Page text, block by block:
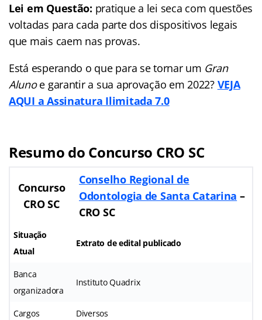
Lei em Questão: pratique a lei seca com questões
voltadas para cada parte dos dispositivos legais
que mais caem nas provas.
Está esperando o que para se tornar um Gran
Alunoe garantir a sua aprovação em 2022? VEJA
AQUI a Assinatura Ilimitada 7.0
Resumo do Concurso CRO SC
Concurso
CRO SC
Conselho Regional de
Odontologia de Santa Catarina –
CRO SC
Situação
Atual
Extrato de edital publicado
Banca
organizadora
Instituto Quadrix
Cargos Diversos